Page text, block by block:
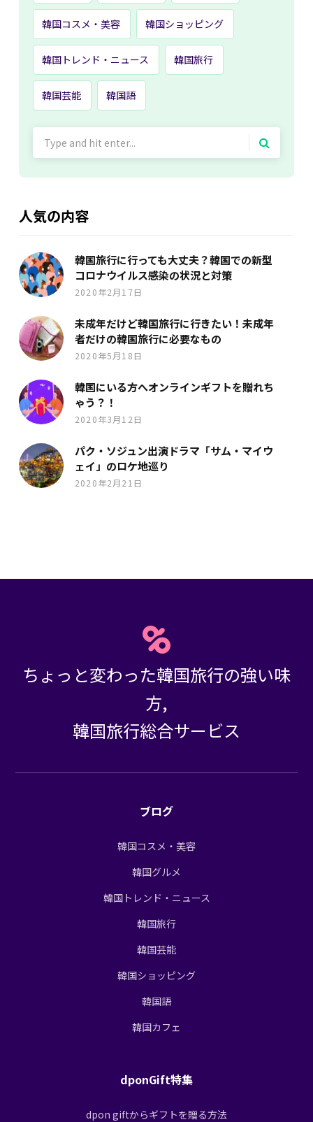
韓国コスメ・美容 韓国ショッピング
韓国トレンド・ニュース 韓国旅行
韓国芸能 韓国語
人気の内容
韓国旅行に行っても大丈夫？韓国での新型
コロナウイルス感染の状況と対策
2020年2月17日
未成年だけど韓国旅行に行きたい！未成年
者だけの韓国旅行に必要なもの
2020年5月18日
韓国にいる方へオンラインギフトを贈れち
ゃう？！
2020年3月12日
パク・ソジュン出演ドラマ「サム・マイウ
ェイ」のロケ地巡り
2020年2月21日
ちょっと変わった韓国旅行の強い味
方,
韓国旅行総合サービス
ブログ
韓国コスメ・美容
韓国グルメ
韓国トレンド・ニュース
韓国旅行
韓国芸能
韓国ショッピング
韓国語
韓国カフェ
dponGift特集
dpon giftからギフトを贈る方法